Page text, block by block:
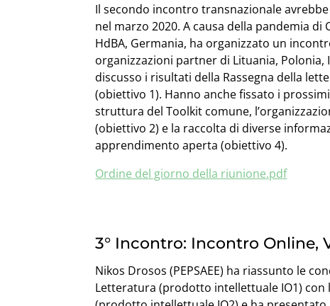
Il secondo incontro transnazionale
nel marzo 2020. A causa della pandemia
HdBA, Germania, ha organizzato un
organizzazioni partner di Lituania, Polonia,
discusso i risultati della Rassegna della
(obiettivo 1). Hanno anche fissato i
struttura del Toolkit comune,
(obiettivo 2) e la raccolta di diverse
apprendimento aperta (obiettivo 4).
Ordine del giorno della riunione.pdf
3° Incontro: Incontro Online,
Nikos Drosos (PEPSAEE) ha riassunto le
Letteratura (prodotto intellettuale IO1) con